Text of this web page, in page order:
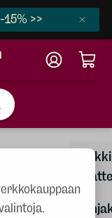
>>
Kaikki